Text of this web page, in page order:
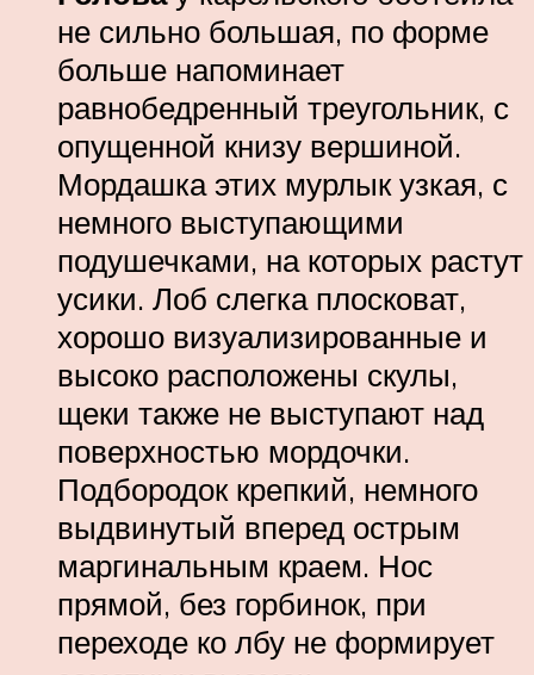
не сильно большая, по форме
больше напоминает
равнобедренный треугольник, с
опущенной книзу вершиной.
Мордашка этих мурлык узкая, с
немного выступающими
подушечками, на которых растут
усики. Лоб слегка плосковат,
хорошо визуализированные и
высоко расположены скулы,
щеки также не выступают над
поверхностью мордочки.
Подбородок крепкий, немного
выдвинутый вперед острым
маргинальным краем. Нос
прямой, без горбинок, при
переходе ко лбу не формирует